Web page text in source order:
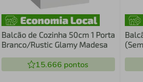
Balcão de Cozinha 50cm 1 Porta
Branco/Rustic Glamy Madesa
15.666 pontos